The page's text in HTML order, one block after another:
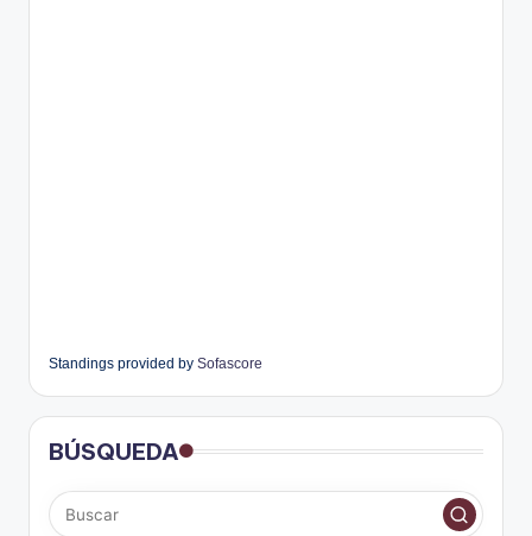
Standings provided by Sofascore
BÚSQUEDA